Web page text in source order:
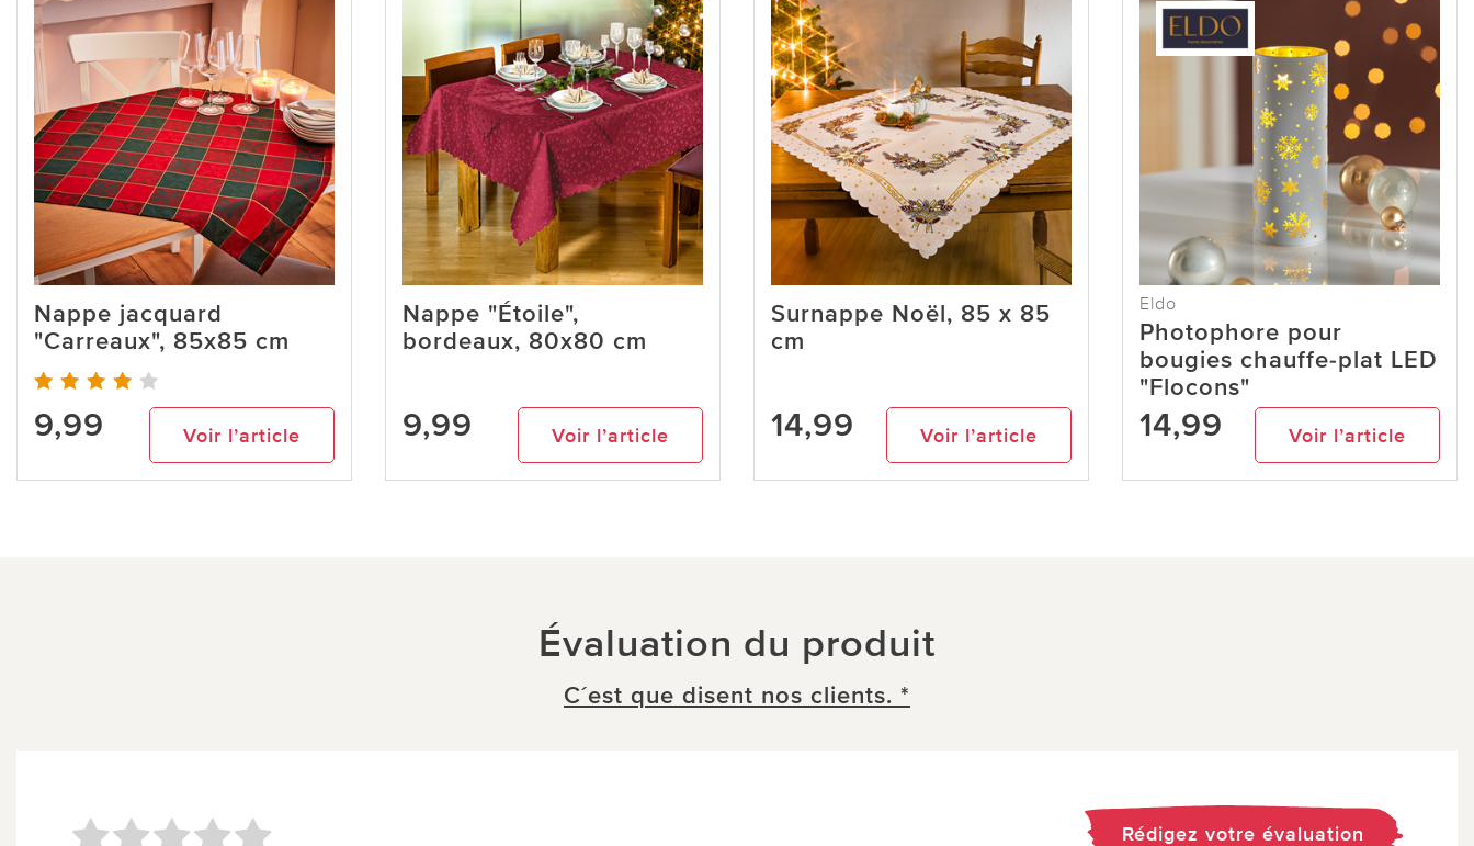
Nappe jacquard
"Carreaux", 85x85 cm
9,99 Voir l’article
Nappe "Étoile",
bordeaux, 80x80 cm
9,99 Voir l’article
Surnappe Noël, 85 x 85
cm
14,99 Voir l’article
Eldo
Photophore pour
bougies chauffe-plat LED
"Flocons"
14,99 Voir l’article
Évaluation du produit
C´est que disent nos clients. *
Rédigez votre évaluation